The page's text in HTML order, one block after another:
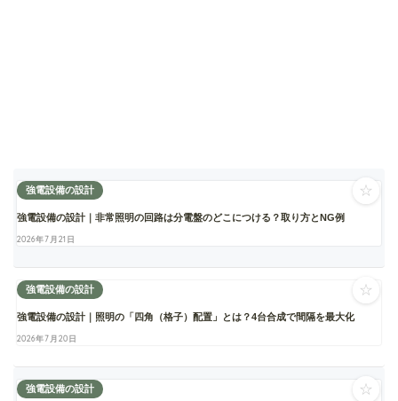
強電設備の設計
強電設備の設計｜非常照明の回路は分電盤のどこにつける？取り方とNG例
2026年7月21日
☆
強電設備の設計
強電設備の設計｜照明の「四角（格子）配置」とは？4台合成で間隔を最大化
2026年7月20日
☆
強電設備の設計 ☆